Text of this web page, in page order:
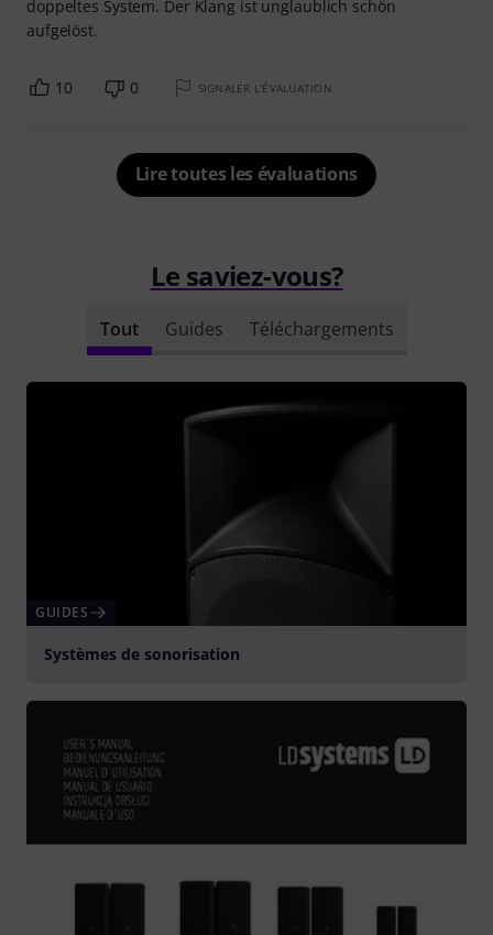
doppeltes System. Der Klang ist unglaublich schön
aufgelöst.
10 0 SIGNALER L'ÉVALUATION
Lire toutes les évaluations
Le saviez-vous?
Tout Guides Téléchargements
GUIDES
Systèmes de sonorisation